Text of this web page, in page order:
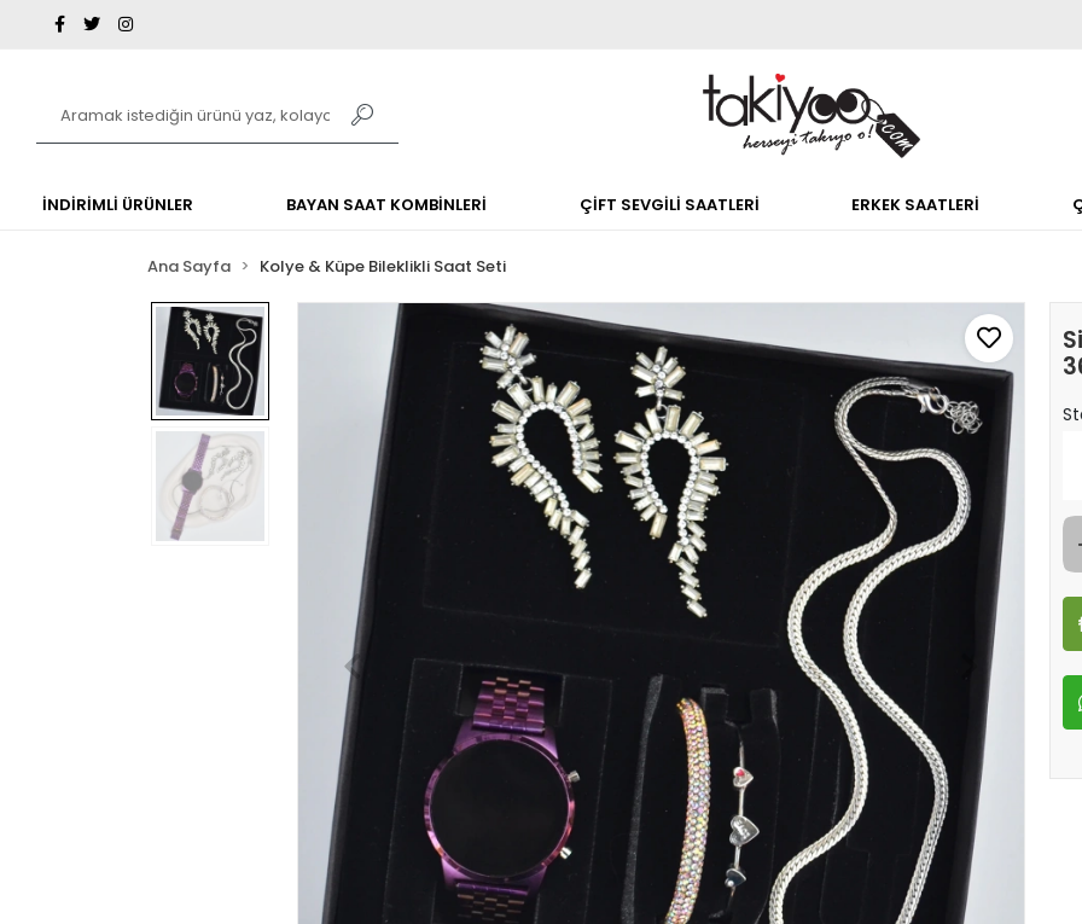
İNDİRİMLİ ÜRÜNLER BAYAN SAAT KOMBİNLERİ ÇİFT SEVGİLİ SAATLERİ ERKEK SAATLERİ
Ana Sayfa Kolye & Küpe Bileklikli Saat Seti